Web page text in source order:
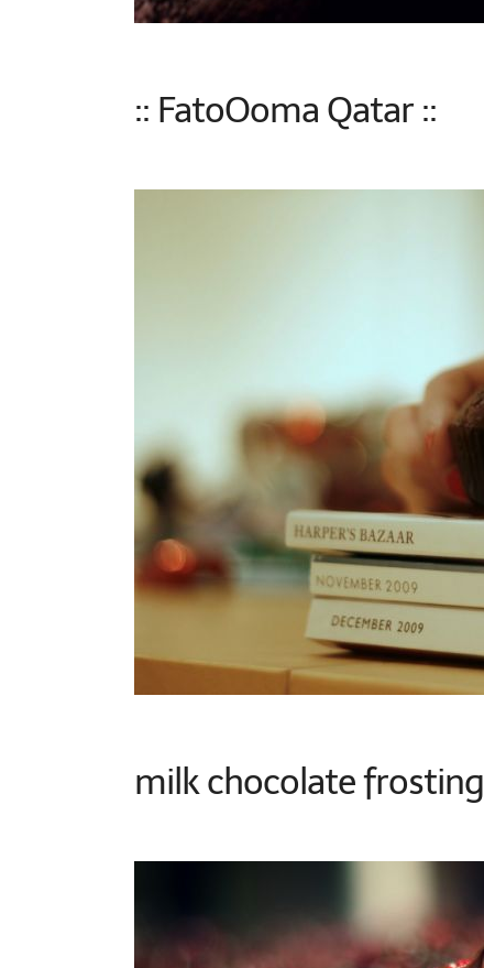
:: FatoOoma Qatar ::
milk chocolate frosting